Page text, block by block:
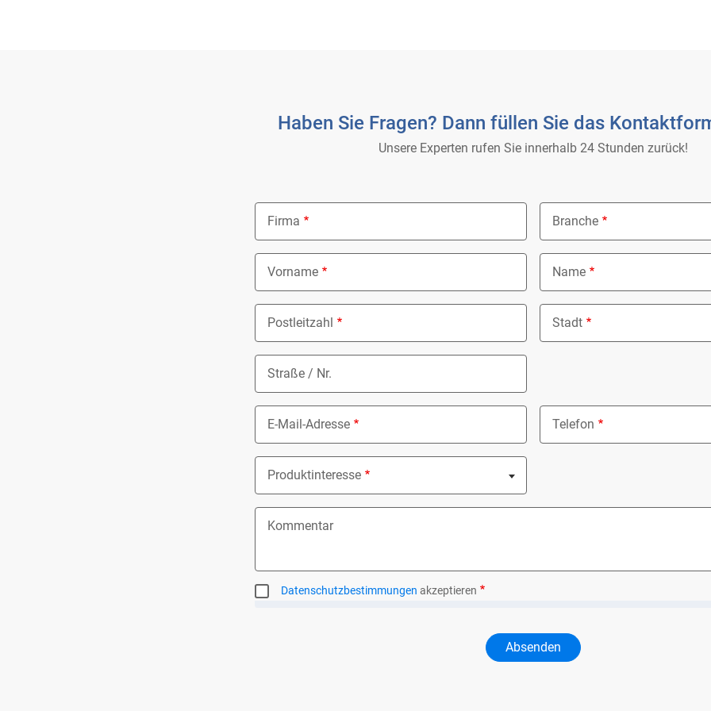
Haben Sie Fragen? Dann füllen Sie das
Unsere Experten rufen Sie innerhalb 24 Stunden zurück!
Firma Branche
Nothing selected
Vorname Name
Postleitzahl Stadt
Straße / Nr.
E-Mail-Adresse Telefon
Produktinteresse
Nothing selected
Kommentar
Datenschutzbestimmungen akzeptieren